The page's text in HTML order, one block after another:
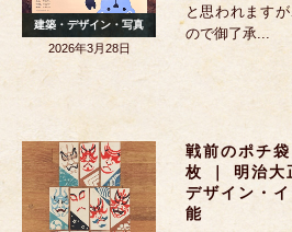
と思われます
ので御了承...
建築・デザイン・写真
2026年3月28日
戦前のポチ
枚 ｜ 明治大
デザイン・
能